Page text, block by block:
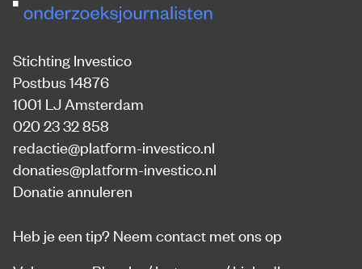
Stichting Investico
Postbus 14876
1001 LJ Amsterdam
020 23 32 858
redactie@platform-investico.nl
donaties@platform-investico.nl
Donatie annuleren
Heb je een tip? Neem contact met ons op